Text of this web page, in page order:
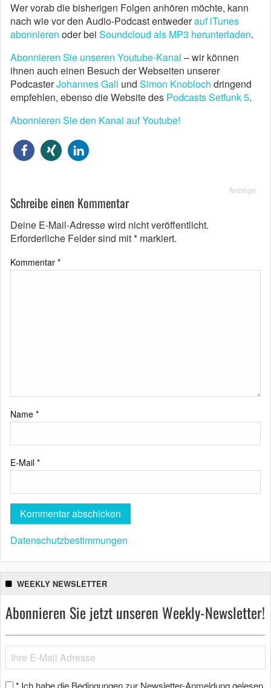
Wer vorab die bisherigen Folgen anhören möchte, kann
nach wie vor den Audio-Podcast entwederauf iTunes
abonnieren oder bei Soundcloud als MP3 herunterladen.
Abonnieren Sie unseren Youtube-Kanal – wir können
ihnen auch einen Besuch der Webseiten unserer
PodcasterJohannes Gall und Simon Knobloch dringend
empfehlen, ebenso die Website des Podcasts Setfunk 5.
Abonnieren Sie den Kanal auf Youtube!
Anzeige
Schreibe einen Kommentar
Deine E-Mail-Adresse wird nicht veröffentlicht.
Erforderliche Felder sind mit* markiert.
Kommentar *
Name *
E-Mail *
Datenschutzbestimmungen
WEEKLY NEWSLETTER
Abonnieren Sie jetzt unseren Weekly-Newsletter!
* Ich habe die Bedingungen zur Newsletter-Anmeldung gelesen